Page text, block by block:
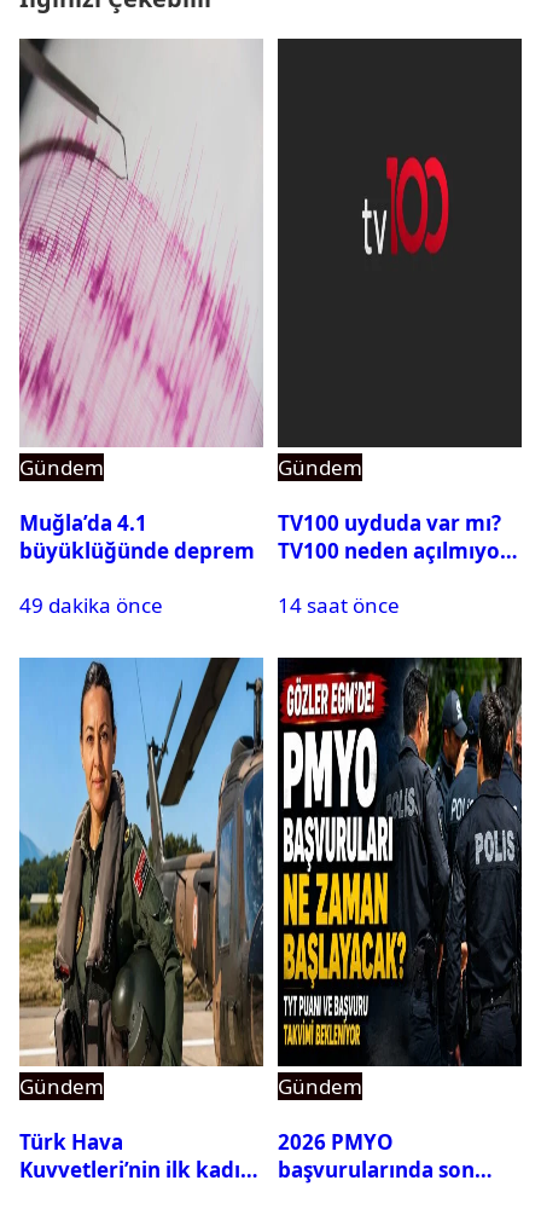
Gündem
Muğla’da 4.1
büyüklüğünde deprem
49 dakika önce
Gündem
TV100 uyduda var mı?
TV100 neden açılmıyor?
14 saat önce
Gündem
Türk Hava
Kuvvetleri’nin ilk kadın
Gündem
2026 PMYO
başvurularında son